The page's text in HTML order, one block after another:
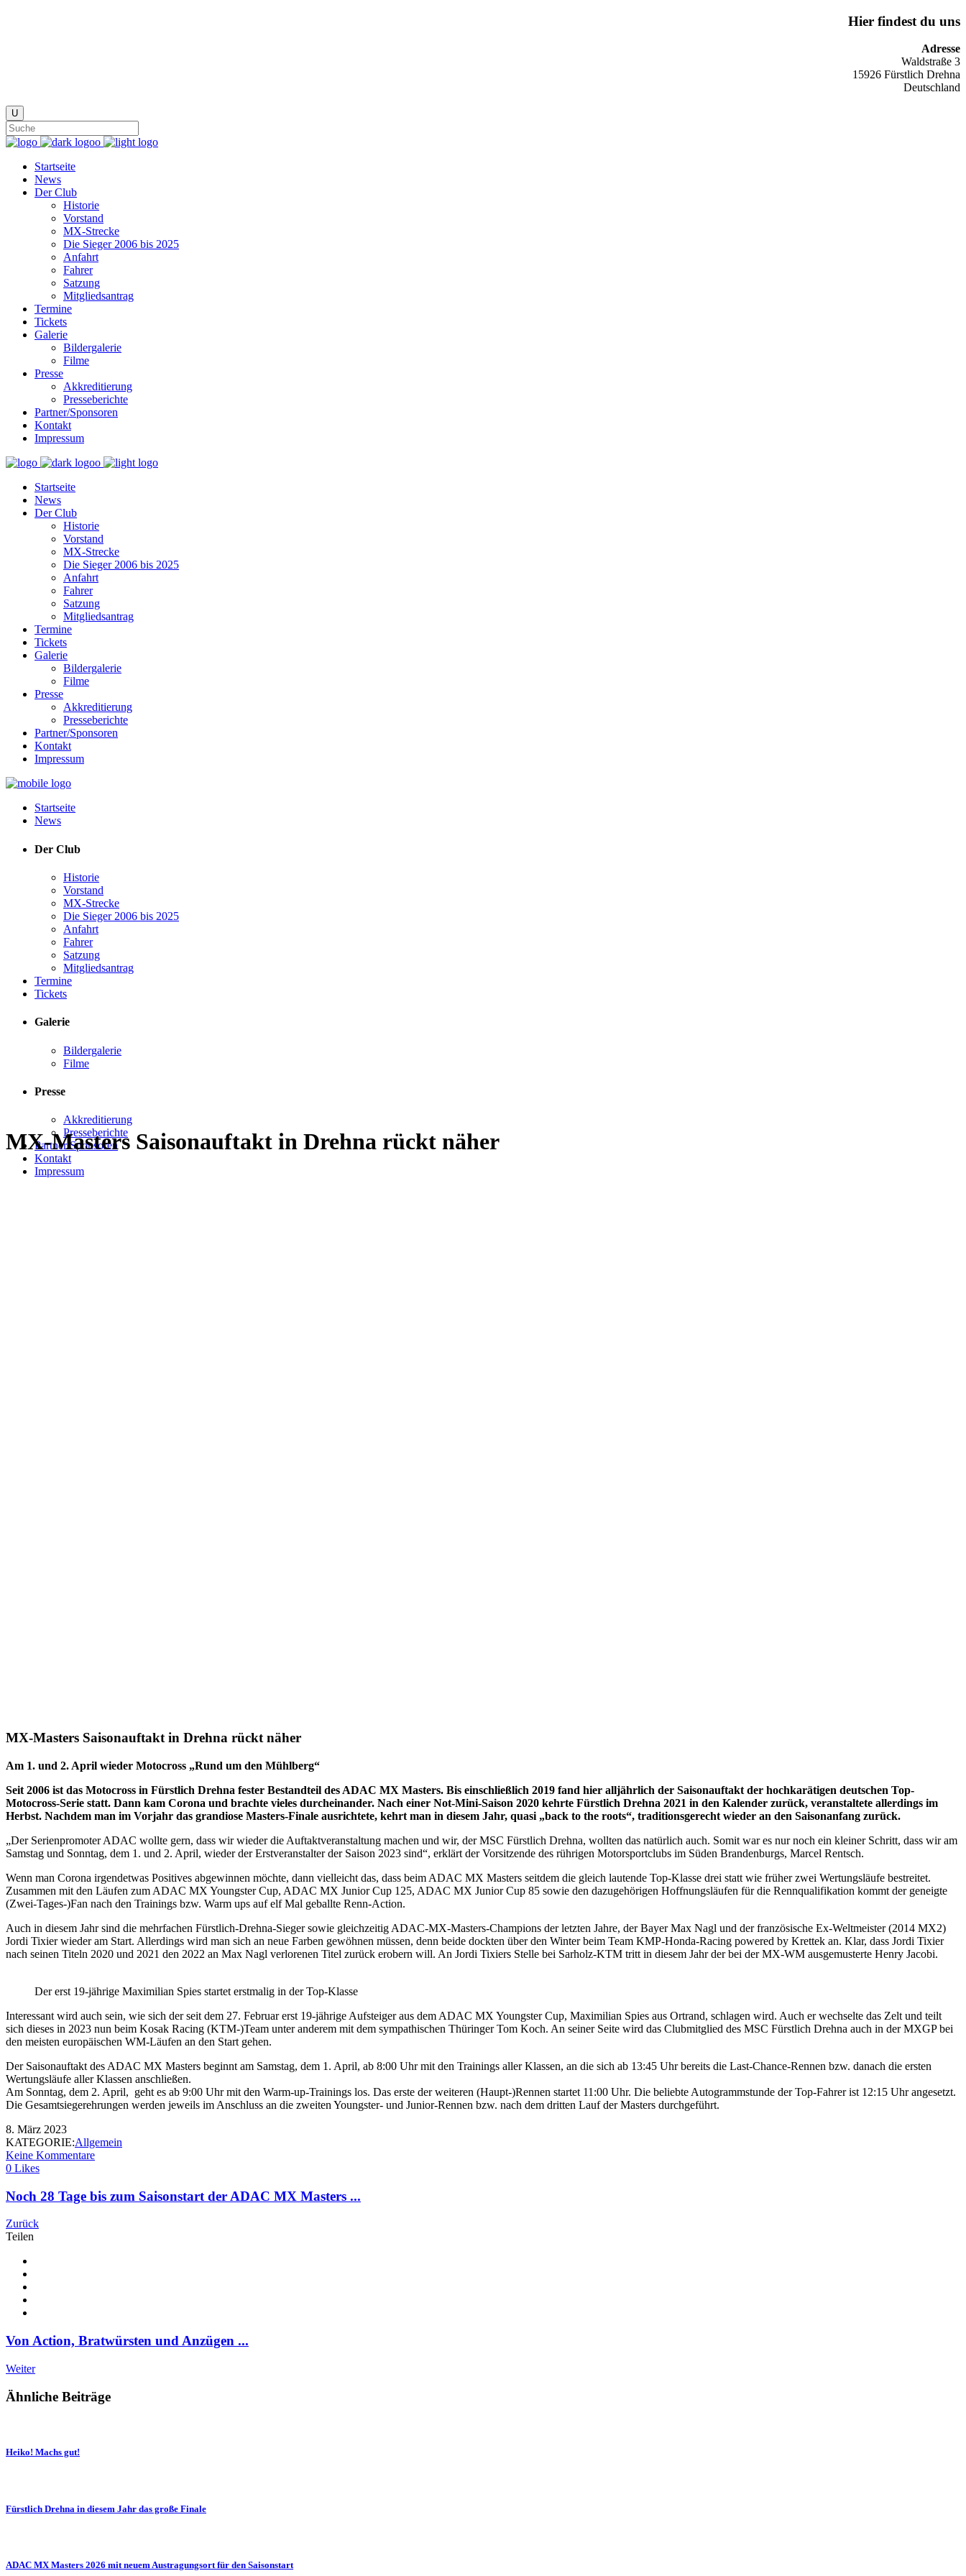
Hier findest du uns
Adresse
Waldstraße 3
15926 Fürstlich Drehna
Deutschland
Startseite
News
Der Club
Historie
Vorstand
MX-Strecke
Die Sieger 2006 bis 2025
Anfahrt
Fahrer
Satzung
Mitgliedsantrag
Termine
Tickets
Galerie
Bildergalerie
Filme
Presse
Akkreditierung
Presseberichte
Partner/Sponsoren
Kontakt
Impressum
Startseite
News
Der Club
Historie
Vorstand
MX-Strecke
Die Sieger 2006 bis 2025
Anfahrt
Fahrer
Satzung
Mitgliedsantrag
Termine
Tickets
Galerie
Bildergalerie
Filme
Presse
Akkreditierung
Presseberichte
Partner/Sponsoren
Kontakt
Impressum
Startseite
News
Der Club
Historie
Vorstand
MX-Strecke
Die Sieger 2006 bis 2025
Anfahrt
Fahrer
Satzung
Mitgliedsantrag
Termine
Tickets
Galerie
Bildergalerie
Filme
Presse
Akkreditierung
Presseberichte
Partner/Sponsoren
Kontakt
Impressum
MX-Masters Saisonauftakt in Drehna rückt näher
MX-Masters Saisonauftakt in Drehna rückt näher
Am 1. und 2. April wieder Motocross „Rund um den Mühlberg“
Seit 2006 ist das Motocross in Fürstlich Drehna fester Bestandteil des ADAC MX Masters. Bis einschließlich 2019 fand hier alljährlich der Saisonauftakt der hochkarätigen deutschen Top-
Motocross-Serie statt. Dann kam Corona und brachte vieles durcheinander. Nach einer Not-Mini-Saison 2020 kehrte Fürstlich Drehna 2021 in den Kalender zurück, veranstaltete allerdings im
Herbst. Nachdem man im Vorjahr das grandiose Masters-Finale ausrichtete, kehrt man in diesem Jahr, quasi „back to the roots“, traditionsgerecht wieder an den Saisonanfang zurück.
„Der Serienpromoter ADAC wollte gern, dass wir wieder die Auftaktveranstaltung machen und wir, der MSC Fürstlich Drehna, wollten das natürlich auch. Somit war es nur noch ein kleiner Schritt, dass wir am
Samstag und Sonntag, dem 1. und 2. April, wieder der Erstveranstalter der Saison 2023 sind“, erklärt der Vorsitzende des rührigen Motorsportclubs im Süden Brandenburgs, Marcel Rentsch.
Wenn man Corona irgendetwas Positives abgewinnen möchte, dann vielleicht das, dass beim ADAC MX Masters seitdem die gleich lautende Top-Klasse drei statt wie früher zwei Wertungsläufe bestreitet.
Zusammen mit den Läufen zum ADAC MX Youngster Cup, ADAC MX Junior Cup 125, ADAC MX Junior Cup 85 sowie den dazugehörigen Hoffnungsläufen für die Rennqualifikation kommt der geneigte
(Zwei-Tages-)Fan nach den Trainings bzw. Warm ups auf elf Mal geballte Renn-Action.
Auch in diesem Jahr sind die mehrfachen Fürstlich-Drehna-Sieger sowie gleichzeitig ADAC-MX-Masters-Champions der letzten Jahre, der Bayer Max Nagl und der französische Ex-Weltmeister (2014 MX2)
Jordi Tixier wieder am Start. Allerdings wird man sich an neue Farben gewöhnen müssen, denn beide dockten über den Winter beim Team KMP-Honda-Racing powered by Krettek an. Klar, dass Jordi Tixier
nach seinen Titeln 2020 und 2021 den 2022 an Max Nagl verlorenen Titel zurück erobern will. An Jordi Tixiers Stelle bei Sarholz-KTM tritt in diesem Jahr der bei der MX-WM ausgemusterte Henry Jacobi.
Der erst 19-jährige Maximilian Spies startet erstmalig in der Top-Klasse
Interessant wird auch sein, wie sich der seit dem 27. Februar erst 19-jährige Aufsteiger aus dem ADAC MX Youngster Cup, Maximilian Spies aus Ortrand, schlagen wird. Auch er wechselte das Zelt und teilt
sich dieses in 2023 nun beim Kosak Racing (KTM-)Team unter anderem mit dem sympathischen Thüringer Tom Koch. An seiner Seite wird das Clubmitglied des MSC Fürstlich Drehna auch in der MXGP bei
den meisten europäischen WM-Läufen an den Start gehen.
Der Saisonauftakt des ADAC MX Masters beginnt am Samstag, dem 1. April, ab 8:00 Uhr mit den Trainings aller Klassen, an die sich ab 13:45 Uhr bereits die Last-Chance-Rennen bzw. danach die ersten
Wertungsläufe aller Klassen anschließen.
Am Sonntag, dem 2. April, geht es ab 9:00 Uhr mit den Warm-up-Trainings los. Das erste der weiteren (Haupt-)Rennen startet 11:00 Uhr. Die beliebte Autogrammstunde der Top-Fahrer ist 12:15 Uhr angesetzt.
Die Gesamtsiegerehrungen werden jeweils im Anschluss an die zweiten Youngster- und Junior-Rennen bzw. nach dem dritten Lauf der Masters durchgeführt.
8. März 2023
KATEGORIE:Allgemein
Keine Kommentare
0 Likes
Noch 28 Tage bis zum Saisonstart der ADAC MX Masters ...
Zurück
Teilen
Von Action, Bratwürsten und Anzügen ...
Weiter
Ähnliche Beiträge
Heiko! Machs gut!
Fürstlich Drehna in diesem Jahr das große Finale
ADAC MX Masters 2026 mit neuem Austragungsort für den Saisonstart